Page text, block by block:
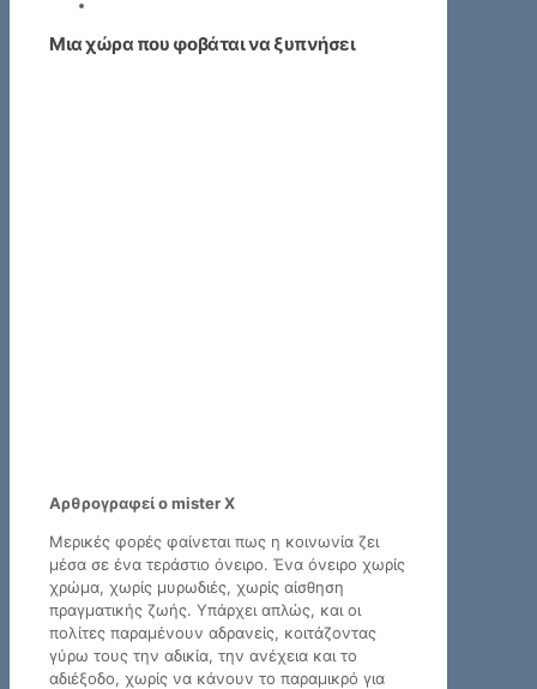
Μια χώρα που φοβάται να ξυπνήσει
Αρθρογραφεί ο mister X
Μερικές φορές φαίνεται πως η κοινωνία ζει
μέσα σε ένα τεράστιο όνειρο. Ένα όνειρο χωρίς
χρώμα, χωρίς μυρωδιές, χωρίς αίσθηση
πραγματικής ζωής. Υπάρχει απλώς, και οι
πολίτες παραμένουν αδρανείς, κοιτάζοντας
γύρω τους την αδικία, την ανέχεια και το
αδιέξοδο, χωρίς να κάνουν το παραμικρό για